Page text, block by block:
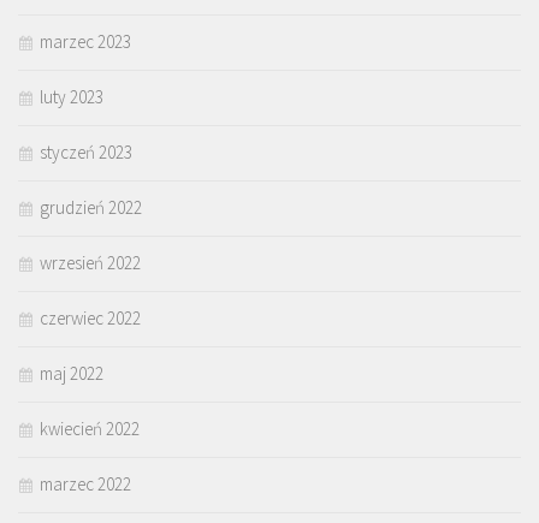
marzec 2023
luty 2023
styczeń 2023
grudzień 2022
wrzesień 2022
czerwiec 2022
maj 2022
kwiecień 2022
marzec 2022